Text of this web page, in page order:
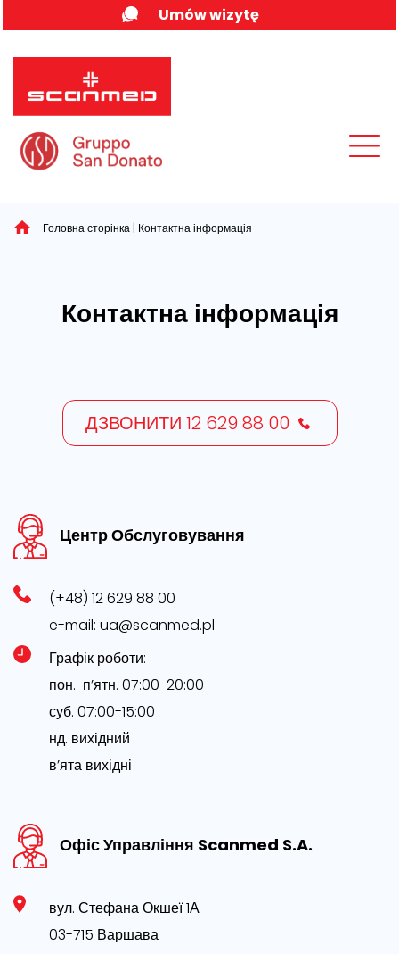
to
content
Umów wizytę
Головна сторінка | Контактна інформація
Контактна інформація
ДЗВОНИТИ 12 629 88 00
Центр Обслуговування
(+48) 12 629 88 00
e-mail: ua@scanmed.pl
Графік роботи:
пон.-п’ятн. 07:00-20:00
суб. 07:00-15:00
нд. вихідний
в’ята вихідні
Офіс Управління Scanmed S.A.
вул. Стефана Окшеї 1А
03-715 Варшава